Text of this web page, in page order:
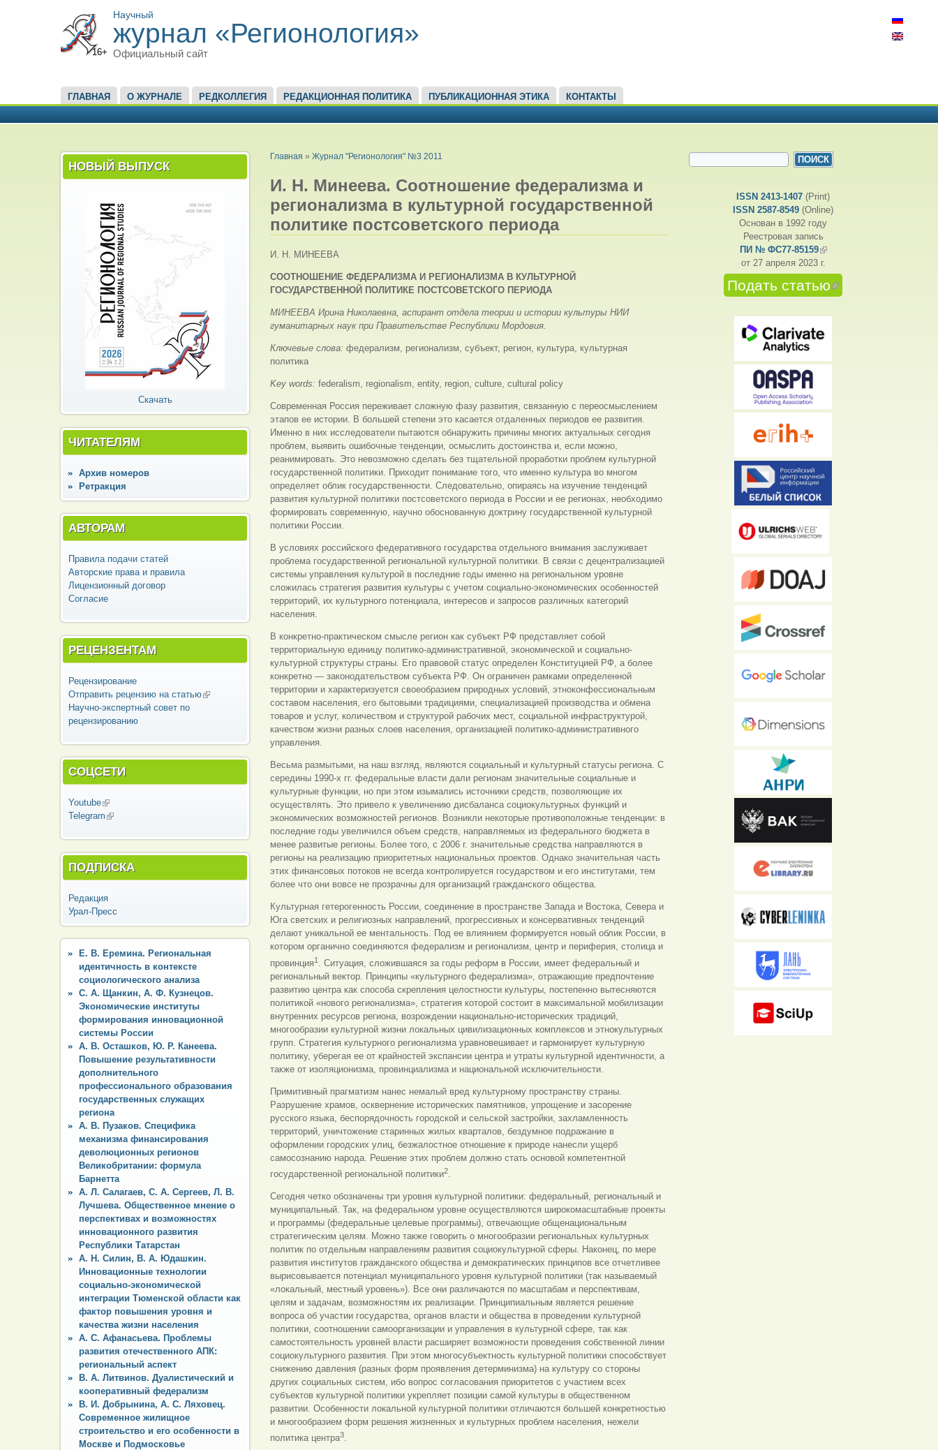
16+
Научный
журнал «Регионология»
Официальный сайт
ГЛАВНОЕ МЕНЮ
ГЛАВНАЯ О ЖУРНАЛЕ РЕДКОЛЛЕГИЯ РЕДАКЦИОННАЯ ПОЛИТИКА ПУБЛИКАЦИОННАЯ ЭТИКА КОНТАКТЫ
НОВЫЙ ВЫПУСК
Скачать
ЧИТАТЕЛЯМ
Архив номеров
Ретракция
АВТОРАМ
Правила подачи статей
Авторские права и правила
Лицензионный договор
Согласие
РЕЦЕНЗЕНТАМ
Рецензирование
Отправить рецензию на статью(внешняя
Научно-экспертный совет по
рецензированию
СОЦСЕТИ
Youtube(внешняя ссылка)
Telegram (внешняя ссылка)
ПОДПИСКА
Редакция
Урал-Пресс
Е. В. Еремина. Региональная
идентичность в контексте
социологического анализа
С. А. Щанкин, А. Ф. Кузнецов.
Экономические институты
формирования инновационной
системы России
А. В. Осташков, Ю. Р. Канеева.
Повышение результативности
дополнительного
профессионального образования
государственных служащих
региона
А. В. Пузаков. Специфика
механизма финансирования
деволюционных регионов
Великобритании: формула
Барнетта
А. Л. Салагаев, С. А. Сергеев, Л. В.
Лучшева. Общественное мнение о
перспективах и возможностях
инновационного развития
Республики Татарстан
А. Н. Силин, В. А. Юдашкин.
Инновационные технологии
социально-экономической
интеграции Тюменской области как
фактор повышения уровня и
качества жизни населения
А. С. Афанасьева. Проблемы
развития отечественного АПК:
региональный аспект
В. А. Литвинов. Дуалистический и
кооперативный федерализм
В. И. Добрынина, А. С. Ляховец.
Современное жилищное
строительство и его особенности в
Москве и Подмосковье
ВЫ ЗДЕСЬ
Главная » Журнал "Регионология" №3 2011
И. Н. Минеева. Соотношение федерализма и
регионализма в культурной государственной
политике постсоветского периода
И. Н. МИНЕЕВА
СООТНОШЕНИЕ ФЕДЕРАЛИЗМА И РЕГИОНАЛИЗМА В КУЛЬТУРНОЙ
ГОСУДАРСТВЕННОЙ ПОЛИТИКЕ ПОСТСОВЕТСКОГО ПЕРИОДА
МИНЕЕВА Ирина Николаевна, аспирант отдела теории и истории культуры НИИ
гуманитарных наук при Правительстве Республики Мордовия.
Ключевые слова: федерализм, регионализм, субъект, регион, культура, культурная
политика
Key words: federalism, regionalism, entity, region, culture, cultural policy
Современная Россия переживает сложную фазу развития, связанную с переосмыслением
этапов ее истории. В большей степени это касается отдаленных периодов ее развития.
Именно в них исследователи пытаются обнаружить причины многих актуальных сегодня
проблем, выявить ошибочные тенденции, осмыслить достоинства и, если можно,
реанимировать. Это невозможно сделать без тщательной проработки проблем культурной
государственной политики. Приходит понимание того, что именно культура во многом
определяет облик государственности. Следовательно, опираясь на изучение тенденций
развития культурной политики постсоветского периода в России и ее регионах, необходимо
формировать современную, научно обоснованную доктрину государственной культурной
политики России.
В условиях российского федеративного государства отдельного внимания заслуживает
проблема государственной региональной культурной политики. В связи с децентрализацией
системы управления культурой в последние годы именно на региональном уровне
сложилась стратегия развития культуры с учетом социально-экономических особенностей
территорий, их культурного потенциала, интересов и запросов различных категорий
населения.
В конкретно-практическом смысле регион как субъект РФ представляет собой
территориальную единицу политико-административной, экономической и социально-
культурной структуры страны. Его правовой статус определен Конституцией РФ, а более
конкретно — законодательством субъекта РФ. Он ограничен рамками определенной
территории и характеризуется своеобразием природных условий, этноконфессиональным
составом населения, его бытовыми традициями, специализацией производства и обмена
товаров и услуг, количеством и структурой рабочих мест, социальной инфраструктурой,
качеством жизни разных слоев населения, организацией политико-административного
управления.
Весьма размытыми, на наш взгляд, являются социальный и культурный статусы региона. С
середины 1990-х гг. федеральные власти дали регионам значительные социальные и
культурные функции, но при этом изымались источники средств, позволяющие их
осуществлять. Это привело к увеличению дисбаланса социокультурных функций и
экономических возможностей регионов. Возникли некоторые противоположные тенденции: в
последние годы увеличился объем средств, направляемых из федерального бюджета в
менее развитые регионы. Более того, с 2006 г. значительные средства направляются в
регионы на реализацию приоритетных национальных проектов. Однако значительная часть
этих финансовых потоков не всегда контролируется государством и его институтами, тем
более что они вовсе не прозрачны для организаций гражданского общества.
Культурная гетерогенность России, соединение в пространстве Запада и Востока, Севера и
Юга светских и религиозных направлений, прогрессивных и консервативных тенденций
делают уникальной ее ментальность. Под ее влиянием формируется новый облик России, в
котором органично соединяются федерализм и регионализм, центр и периферия, столица и
провинция1
. Ситуация, сложившаяся за годы реформ в России, имеет федеральный и
региональный вектор. Принципы «культурного федерализма», отражающие предпочтение
развитию центра как способа скрепления целостности культуры, постепенно вытесняются
политикой «нового регионализма», стратегия которой состоит в максимальной мобилизации
внутренних ресурсов региона, возрождении национально-исторических традиций,
многообразии культурной жизни локальных цивилизационных комплексов и этнокультурных
групп. Стратегия культурного регионализма уравновешивает и гармонирует культурную
политику, уберегая ее от крайностей экспансии центра и утраты культурной идентичности, а
также от изоляционизма, провинциализма и национальной исключительности.
Примитивный прагматизм нанес немалый вред культурному пространству страны.
Разрушение храмов, осквернение исторических памятников, упрощение и засорение
русского языка, беспорядочность городской и сельской застройки, захламленность
территорий, уничтожение старинных жилых кварталов, бездумное подражание в
оформлении городских улиц, безжалостное отношение к природе нанесли ущерб
самосознанию народа. Решение этих проблем должно стать основой компетентной
государственной региональной политики2.
Сегодня четко обозначены три уровня культурной политики: федеральный, региональный и
муниципальный. Так, на федеральном уровне осуществляются широкомасштабные проекты
и программы (федеральные целевые программы), отвечающие общенациональным
стратегическим целям. Можно также говорить о многообразии региональных культурных
политик по отдельным направлениям развития социокультурной сферы. Наконец, по мере
развития институтов гражданского общества и демократических принципов все отчетливее
вырисовывается потенциал муниципального уровня культурной политики (так называемый
«локальный, местный уровень»). Все они различаются по масштабам и перспективам,
целям и задачам, возможностям их реализации. Принципиальным является решение
вопроса об участии государства, органов власти и общества в проведении культурной
политики, соотношении самоорганизации и управления в культурной сфере, так как
самостоятельность уровней власти расширяет возможности проведения собственной линии
социокультурного развития. При этом многосубъектность культурной политики способствует
снижению давления (разных форм проявления детерминизма) на культуру со стороны
других социальных систем, ибо вопрос согласования приоритетов с участием всех
субъектов культурной политики укрепляет позиции самой культуры в общественном
развитии. Особенности локальной культурной политики отличаются большей конкретностью
и многообразием форм решения жизненных и культурных проблем населения, нежели
политика центра3.
ФОРМА ПОИСКА
ISSN 2413-1407 (Print)
ISSN 2587-8549 (Online)
Основан в 1992 году
Реестровая запись
ПИ № ФС77-85159(внешняя ссылка)
от 27 апреля 2023 г.
Подать статью